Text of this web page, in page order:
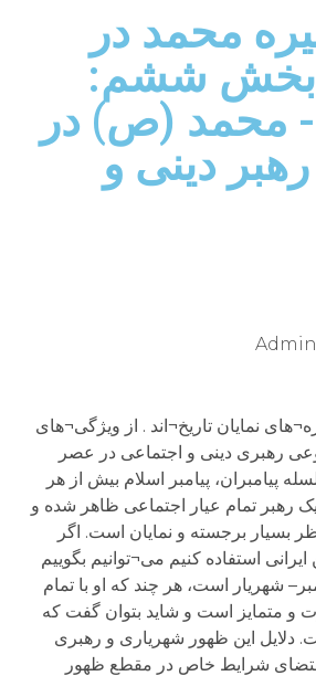
محمد در
28-بخش ششم:
محمد (ص) در
دینی و
Admin
نمایان تاریخ¬اند . از ویژگی¬های
رهبری دینی و اجتماعی در عصر
پیامبران، پیامبر اسلام بیش از هر
رهبر تمام عیار اجتماعی ظاهر شده و
بسیار برجسته و نمایان است. اگر
استفاده کنیم می¬توانیم بگوییم
شهریار است، هر چند که او با تمام
و متمایز است و شاید بتوان گفت که
دلایل این ظهور شهریاری و رهبری
مقتضای شرایط خاص در مقطع ظهور